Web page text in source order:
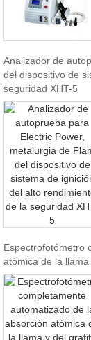
Analizador de
del dispositivo de
seguridad XHT-5
Espectrofotómetro
atómica de la